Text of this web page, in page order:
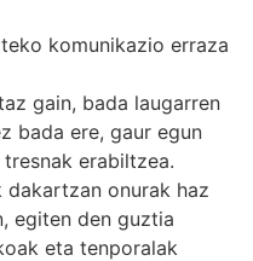
komunikazio erraza
gain, bada laugarren
bada ere, gaur egun
erabiltzea.
onurak haz
egiten den guztia
eta tenporalak